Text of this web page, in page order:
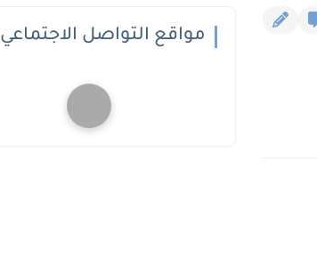
مواقع التواصل الاجتماعي